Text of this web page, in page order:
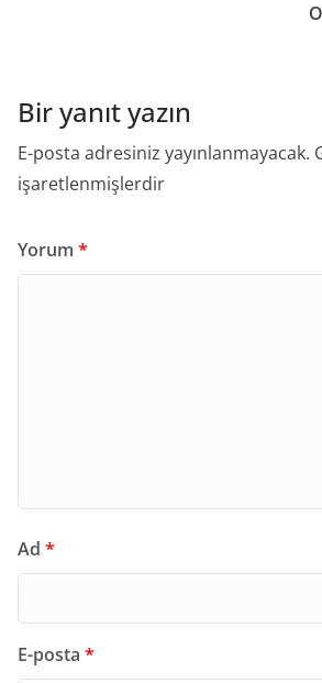
Bir yanıt yazın
E-posta adresiniz yayınlanmayacak.
işaretlenmişlerdir
Yorum *
Ad *
E-posta *